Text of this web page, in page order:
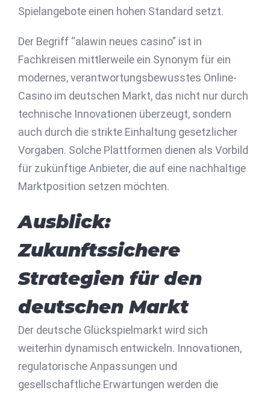
Spielangebote einen hohen Standard setzt.
Der Begriff “alawin neues casino” ist in
Fachkreisen mittlerweile ein Synonym für ein
modernes, verantwortungsbewusstes Online-
Casino im deutschen Markt, das nicht nur durch
technische Innovationen überzeugt, sondern
auch durch die strikte Einhaltung gesetzlicher
Vorgaben. Solche Plattformen dienen als Vorbild
für zukünftige Anbieter, die auf eine nachhaltige
Marktposition setzen möchten.
Ausblick:
Zukunftssichere
Strategien für den
deutschen Markt
Der deutsche Glückspielmarkt wird sich
weiterhin dynamisch entwickeln. Innovationen,
regulatorische Anpassungen und
gesellschaftliche Erwartungen werden die